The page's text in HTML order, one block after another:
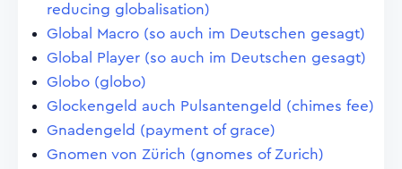
reducing globalisation)
Global Macro (so auch im Deutschen gesagt)
Global Player (so auch im Deutschen gesagt)
Globo (globo)
Glockengeld auch Pulsantengeld (chimes fee)
Gnadengeld (payment of grace)
Gnomen von Zürich (gnomes of Zurich)